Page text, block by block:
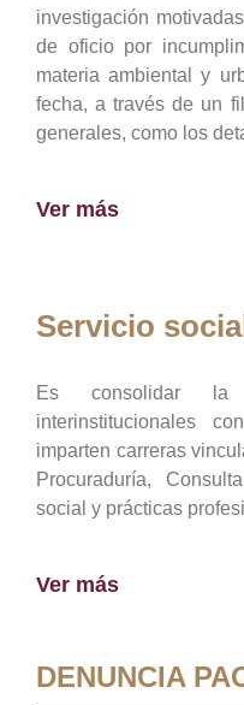
investigación
de oficio por
materia ambiental y
fecha, a través de un
generales, como los
Ver más
Servicio
Es consolidar la
interinstitucionales
imparten carreras
Procuraduría,
social y prácticas
Ver más
DENUNCIA